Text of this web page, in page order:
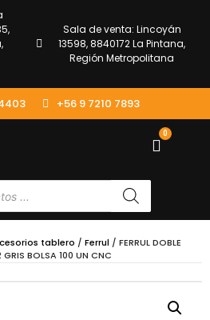
Sala de venta: Lincoyán
13598, 8840172 La Pintana,
Región Metropolitana
+56 9 7210 7893
0
tablero / Ferrul / FERRUL DOBLE
BOLSA 100 UN CNC